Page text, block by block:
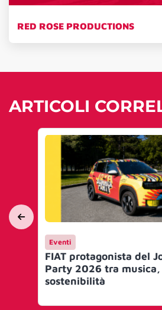
RED ROSE PRODUCTIONS
ARTICOLI
Eventi
FIAT protagonista del
Party 2026 tra
sostenibilità